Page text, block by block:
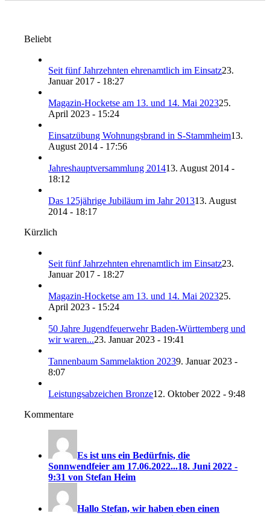
Beliebt
Seit fünf Jahrzehnten ehrenamtlich im Einsatz23.
Januar 2017 - 18:27
Magazin-Hocketse am 13. und 14. Mai 202325.
April 2023 - 15:24
Einsatzübung Wohnungsbrand in S-Stammheim13.
August 2014 - 17:56
Jahreshauptversammlung 201413. August 2014 -
18:12
Das 125jährige Jubiläum im Jahr 201313. August
2014 - 18:17
Kürzlich
Seit fünf Jahrzehnten ehrenamtlich im Einsatz23.
Januar 2017 - 18:27
Magazin-Hocketse am 13. und 14. Mai 202325.
April 2023 - 15:24
50 Jahre Jugendfeuerwehr Baden-Württemberg und
wir waren...23. Januar 2023 - 19:41
Tannenbaum Sammelaktion 20239. Januar 2023 -
8:07
Leistungsabzeichen Bronze12. Oktober 2022 - 9:48
Kommentare
Es ist uns ein Bedürfnis, die
Sonnwendfeier am 17.06.2022...18. Juni 2022 -
9:31 von Stefan Heim
Hallo Stefan, wir haben eben einen